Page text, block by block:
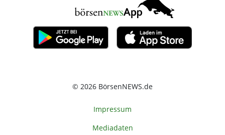
© 2026 BörsenNEWS.de
Impressum
Mediadaten